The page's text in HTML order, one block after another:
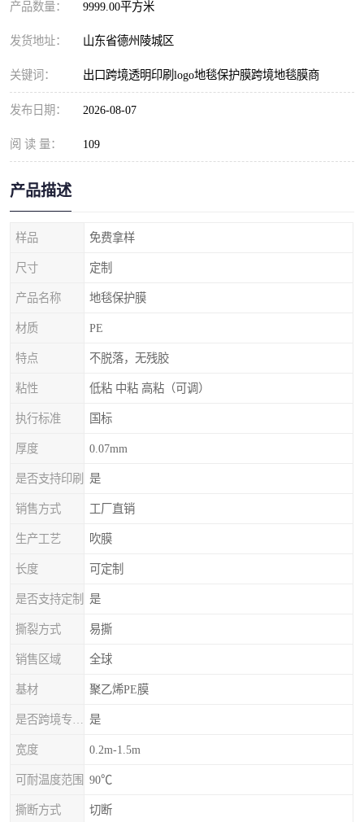
产品数量： 9999.00平方米
发货地址： 山东省德州陵城区
关键词： 出口跨境透明印刷logo地毯保护膜跨境地毯膜商
发布日期： 2026-08-07
阅 读 量： 109
产品描述
样品 免费拿样
尺寸 定制
产品名称 地毯保护膜
材质 PE
特点 不脱落，无残胶
粘性 低粘 中粘 高粘（可调）
执行标准 国标
厚度 0.07mm
是否支持印刷 是
销售方式 工厂直销
生产工艺 吹膜
长度 可定制
是否支持定制 是
撕裂方式 易撕
销售区域 全球
基材 聚乙烯PE膜
是
宽度 0.2m-1.5m
可耐温度范围 90℃
撕断方式 切断